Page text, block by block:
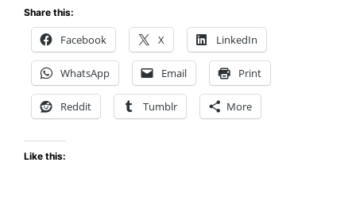
of
Wolves
–
El
Regreso
Share this:
Facebook X LinkedIn
WhatsApp Email Print
Reddit Tumblr More
Like this: